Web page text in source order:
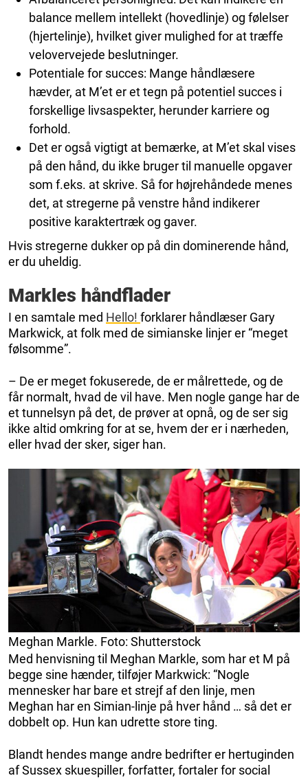
balance mellem intellekt (hovedlinje) og følelser
(hjertelinje), hvilket giver mulighed for at træffe
velovervejede beslutninger.
Potentiale for succes: Mange håndlæsere
hævder, at M’et er et tegn på potentiel succes i
forskellige livsaspekter, herunder karriere og
forhold.
Det er også vigtigt at bemærke, at M’et skal vises
på den hånd, du ikke bruger til manuelle opgaver
som f.eks. at skrive. Så for højrehåndede menes
det, at stregerne på venstre hånd indikerer
positive karaktertræk og gaver.
Hvis stregerne dukker op på din dominerende hånd,
er du uheldig.
Markles håndflader
I en samtale med Hello! forklarer håndlæser Gary
Markwick, at folk med de simianske linjer er “meget
følsomme”.
– De er meget fokuserede, de er målrettede, og de
får normalt, hvad de vil have. Men nogle gange har de
et tunnelsyn på det, de prøver at opnå, og de ser sig
ikke altid omkring for at se, hvem der er i nærheden,
eller hvad der sker, siger han.
Meghan Markle. Foto: Shutterstock
Med henvisning til Meghan Markle, som har et M på
begge sine hænder, tilføjer Markwick: “Nogle
mennesker har bare et strejf af den linje, men
Meghan har en Simian-linje på hver hånd … så det er
dobbelt op. Hun kan udrette store ting.
Blandt hendes mange andre bedrifter er hertuginden
af Sussex skuespiller, forfatter, fortaler for social